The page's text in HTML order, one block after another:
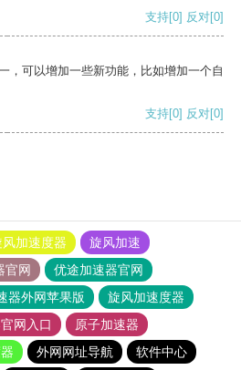
支持[0] 反对[0]
，可以增加一些新功能，比如增加一个自
支持[0] 反对[0]
风加速度器
旋风加速
官网
优途加速器官网
器外网苹果版
旋风加速度器
网入口
原子加速器
外网网址导航 软件中心